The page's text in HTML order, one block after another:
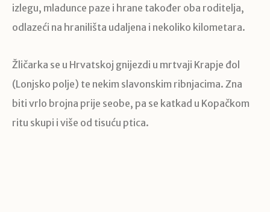
izlegu, mladunce paze i hrane također oba roditelja,
odlazeći na hranilišta udaljena i nekoliko kilometara.
Žličarka se u Hrvatskoj gnijezdi u mrtvaji Krapje đol
(Lonjsko polje) te nekim slavonskim ribnjacima. Zna
biti vrlo brojna prije seobe, pa se katkad u Kopačkom
ritu skupi i više od tisuću ptica.